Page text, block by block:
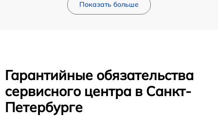
Показать больше
Гарантийные обязательства
сервисного центра в Санкт-
Петербурге